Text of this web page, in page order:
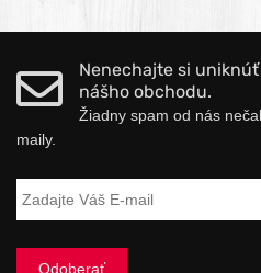
Nenechajte si
nášho obchodu.
Žiadny spam od nás
maily.